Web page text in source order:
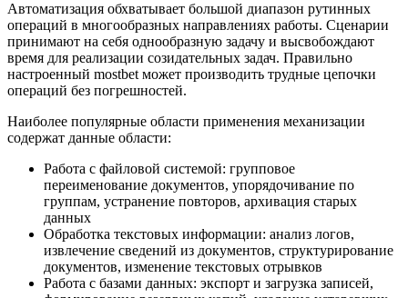
Автоматизация обхватывает большой диапазон рутинных
операций в многообразных направлениях работы. Сценарии
принимают на себя однообразную задачу и высвобождают
время для реализации созидательных задач. Правильно
настроенный mostbet может производить трудные цепочки
операций без погрешностей.
Наиболее популярные области применения механизации
содержат данные области:
Работа с файловой системой: групповое
переименование документов, упорядочивание по
группам, устранение повторов, архивация старых
данных
Обработка текстовых информации: анализ логов,
извлечение сведений из документов, структурирование
документов, изменение текстовых отрывков
Работа с базами данных: экспорт и загрузка записей,